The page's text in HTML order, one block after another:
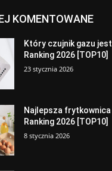
KOMENTOWANE
Który czujnik gazu
Ranking 2026 [TOP10]
23 stycznia 2026
Najlepsza
Ranking 2026 [TOP10]
8 stycznia 2026